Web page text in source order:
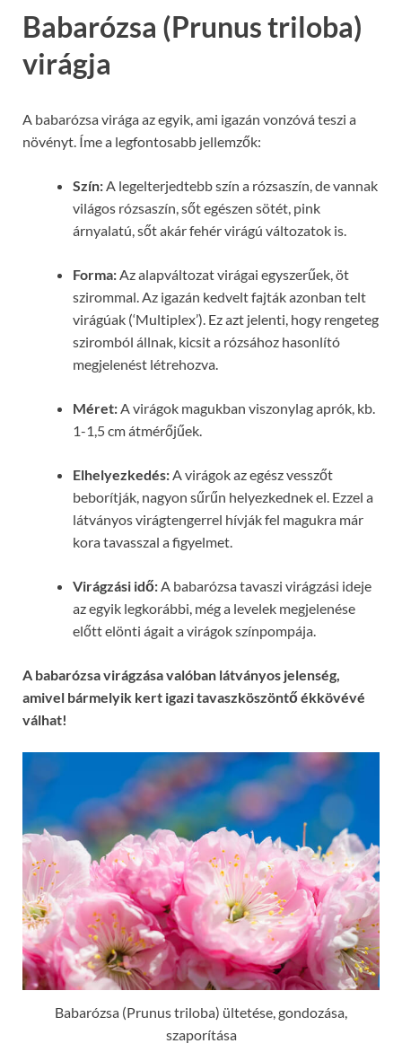
Babarózsa (Prunus triloba)
virágja
A babarózsa virága az egyik, ami igazán vonzóvá teszi a
növényt. Íme a legfontosabb jellemzők:
Szín:A legelterjedtebb szín a rózsaszín, de vannak
világos rózsaszín, sőt egészen sötét, pink
árnyalatú, sőt akár fehér virágú változatok is.
Forma:Az alapváltozat virágai egyszerűek, öt
szirommal. Az igazán kedvelt fajták azonban telt
virágúak (‘Multiplex’). Ez azt jelenti, hogy rengeteg
sziromból állnak, kicsit a rózsához hasonlító
megjelenést létrehozva.
Méret:A virágok magukban viszonylag aprók, kb.
1-1,5 cm átmérőjűek.
Elhelyezkedés:A virágok az egész vesszőt
beborítják, nagyon sűrűn helyezkednek el. Ezzel a
látványos virágtengerrel hívják fel magukra már
kora tavasszal a figyelmet.
Virágzási idő:A babarózsa tavaszi virágzási ideje
az egyik legkorábbi, még a levelek megjelenése
előtt elönti ágait a virágok színpompája.
A babarózsa virágzása valóban látványos jelenség,
amivel bármelyik kert igazi tavaszköszöntő ékkövévé
válhat!
Babarózsa (Prunus triloba) ültetése, gondozása,
szaporítása